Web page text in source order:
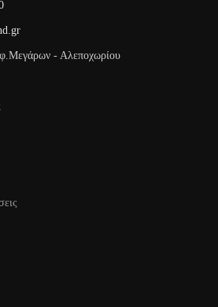
- Αλεποχωρίου